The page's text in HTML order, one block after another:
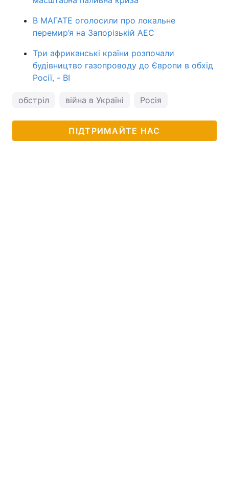
В МАГАТЕ оголосили про локальне
перемир’я на Запорізькій АЕС
Три африканські країни розпочали
будівництво газопроводу до Європи в обхід
Росії, - BI
обстріл війна в Україні Росія
ПІДТРИМАЙТЕ НАС